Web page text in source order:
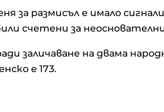
за размисъл е имало
счетени за
заличаване на двама
е 173.